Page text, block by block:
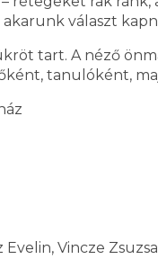
választ
tart. A néző
tanulóként,
Evelin, Vincze